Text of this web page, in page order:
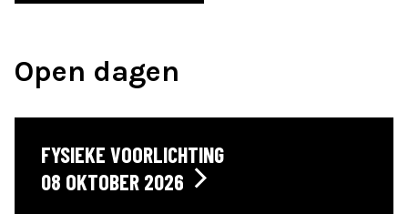
Open dagen
FYSIEKE VOORLICHTING
08 OKTOBER 2026